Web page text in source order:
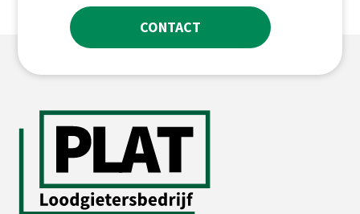
CONTACT